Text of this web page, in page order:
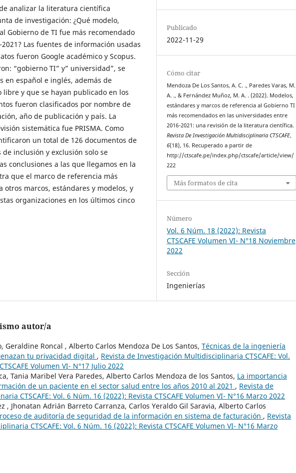
analizar la literatura científica
de investigación: ¿Qué modelo,
Gobierno de TI fue más recomendado
Las fuentes de información usadas
fueron Google académico y Scopus.
“gobierno TI” y” universidad”, se
en español e inglés, además de
libre y que se hayan publicado en los
fueron clasificados por nombre de
año de publicación y país. La
sistemática fue PRISMA. Como
un total de 126 documentos de
inclusión y exclusión solo se
conclusiones a las que llegamos en la
que el marco de referencia más
otros marcos, estándares y modelos, y
organizaciones en los últimos cinco
Publicado
2022-11-29
Cómo citar
Mendoza De Los Santos, A. C. ., Paredes Varas, M.
A. ., & Fernández Muñoz, M. A. . (2022). Modelos,
estándares y marcos de referencia al Gobierno TI
más recomendados en las universidades entre
2016-2021: una revisión de la literatura científica.
Revista De Investigación Multidisciplinaria CTSCAFE,
6(18), 16. Recuperado a partir de
http://ctscafe.pe/index.php/ctscafe/article/view/
222
Más formatos de cita
Número
Vol. 6 Núm. 18 (2022): Revista
CTSCAFE Volumen VI- N°18 Noviembre
2022
Sección
Ingenierías
autor/a
Geraldine Roncal , Alberto Carlos Mendoza De Los Santos, Técnicas de la ingeniería
tu privacidad digital , Revista de Investigación Multidisciplinaria CTSCAFE: Vol.
Volumen VI- N°17 Julio 2022
Tania Maribel Vera Paredes, Alberto Carlos Mendoza de los Santos, La importancia
de un paciente en el sector salud entre los años 2010 al 2021 , Revista de
CTSCAFE: Vol. 6 Núm. 16 (2022): Revista CTSCAFE Volumen VI- N°16 Marzo 2022
, Jhonatan Adrián Barreto Carranza, Carlos Yeraldo Gil Saravia, Alberto Carlos
de auditoría de seguridad de la información en sistema de facturación , Revista
CTSCAFE: Vol. 6 Núm. 16 (2022): Revista CTSCAFE Volumen VI- N°16 Marzo